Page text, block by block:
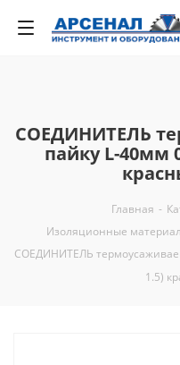
СОЕДИНИТЕЛЬ
пайку L-40мм
Главная -
Изоляционные
СОЕДИНИТЕЛЬ
1.5)